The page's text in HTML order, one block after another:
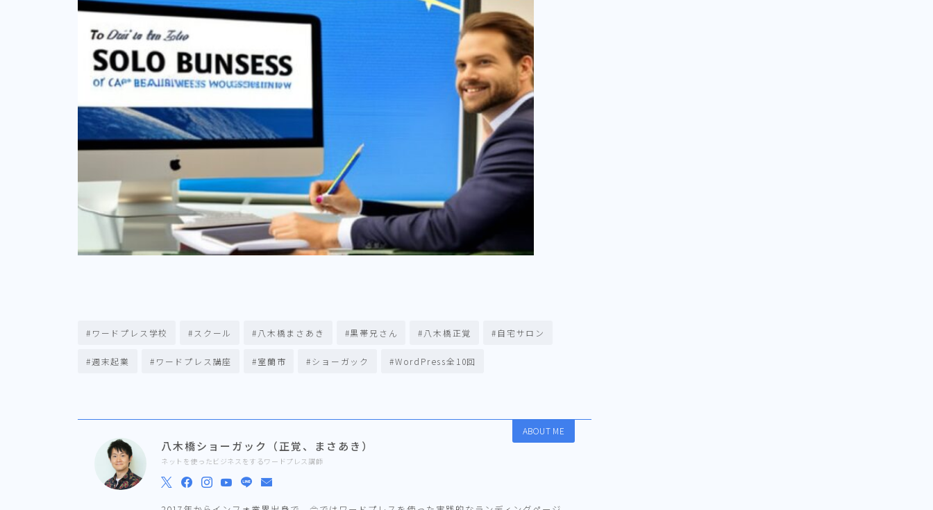
#ワードプレス学校 #スクール #八木橋まさあき #黒帯兄さん #八木橋正覚 #自宅サロン
#週末起業 #ワードプレス講座 #室蘭市 #ショーガック #WordPress全10回
ABOUT ME
八木橋ショーガック（正覚、まさあき）
ネットを使ったビジネスをするワードプレス講師